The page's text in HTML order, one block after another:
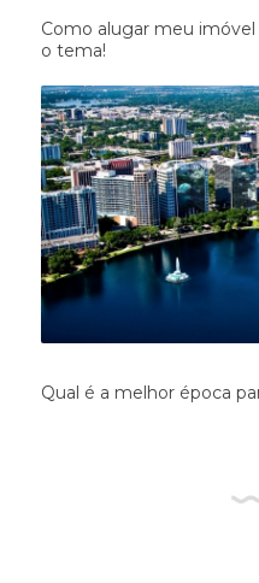
Como alugar meu
o tema!
Qual é a melhor época